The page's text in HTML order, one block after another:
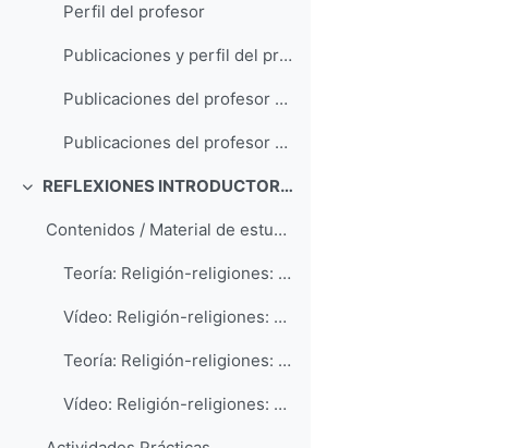
Perfil del profesor
Publicaciones y perfil del profesor en el Portalciencia de la ULL
Publicaciones del profesor por temas (accesibles en academia.edu)
Publicaciones del profesor en orden cronológico
Colapsar REFLEXIONES INTRODUCTORIAS
Contenidos / Material de estudio
Teoría: Religión-religiones: conceptos generales (terminología, definiciones)
Vídeo: Religión-religiones: conceptos generales (terminología, definiciones)
Teoría: Religión-religiones: conceptos generales (clasificaciones)
Vídeo: Religión-religiones: conceptos generales (clasificaciones)